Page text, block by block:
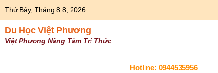
Thứ Bảy, Tháng 8 8, 2026
Du Học Việt Phương
Việt Phương Nâng Tầm Tri Thức
Hotline: 0944535956